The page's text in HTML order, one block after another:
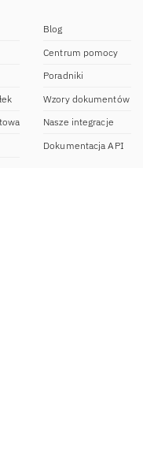
Blog
Centrum pomocy
Poradniki
Wzory dokumentów
Nasze integracje
Dokumentacja API